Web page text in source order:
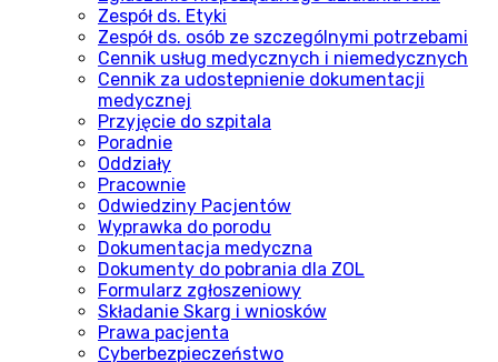
Zespół ds. Etyki
Zespół ds. osób ze szczególnymi potrzebami
Cennik usług medycznych i niemedycznych
Cennik za udostepnienie dokumentacji
medycznej
Przyjęcie do szpitala
Poradnie
Oddziały
Pracownie
Odwiedziny Pacjentów
Wyprawka do porodu
Dokumentacja medyczna
Dokumenty do pobrania dla ZOL
Formularz zgłoszeniowy
Składanie Skarg i wniosków
Prawa pacjenta
Cyberbezpieczeństwo